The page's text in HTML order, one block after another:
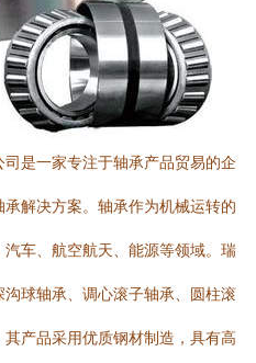
是一家专注于轴承产品贸易的企
解决方案。轴承作为机械运转的
车、航空航天、能源等领域。瑞
球轴承、调心滚子轴承、圆柱滚
产品采用优质钢材制造，具有高